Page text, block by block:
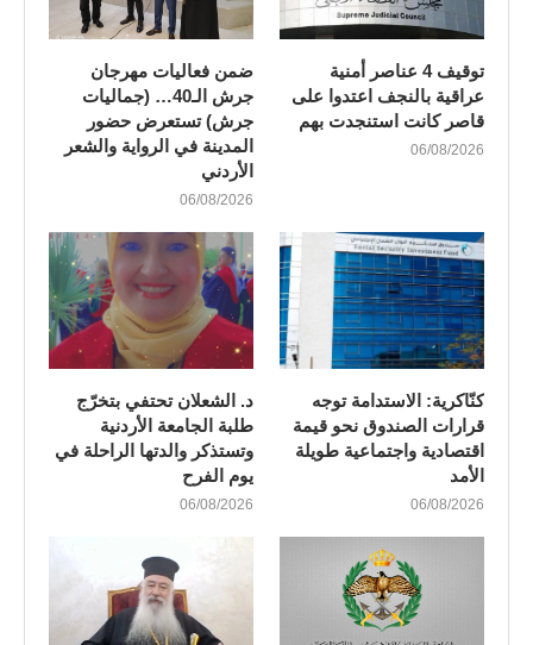
توقيف 4 عناصر أمنية
عراقية بالنجف اعتدوا على
قاصر كانت استنجدت بهم
06/08/2026
ضمن فعاليات مهرجان
جرش الـ40… (جماليات
جرش) تستعرض حضور
المدينة في الرواية والشعر
الأردني
06/08/2026
كنّاكرية: الاستدامة توجه
قرارات الصندوق نحو قيمة
اقتصادية واجتماعية طويلة
الأمد
06/08/2026
د. الشعلان تحتفي بتخرّج
طلبة الجامعة الأردنية
وتستذكر والدتها الراحلة في
يوم الفرح
06/08/2026